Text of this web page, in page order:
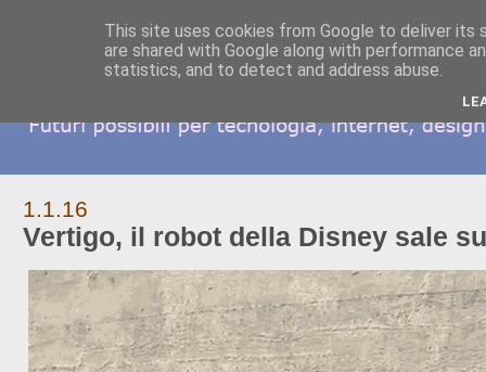
1.1.16
Vertigo, il robot della Disney sale
This site uses cookies from Google to deliver its
are shared with Google along with performance
statistics, and to detect and address abuse.